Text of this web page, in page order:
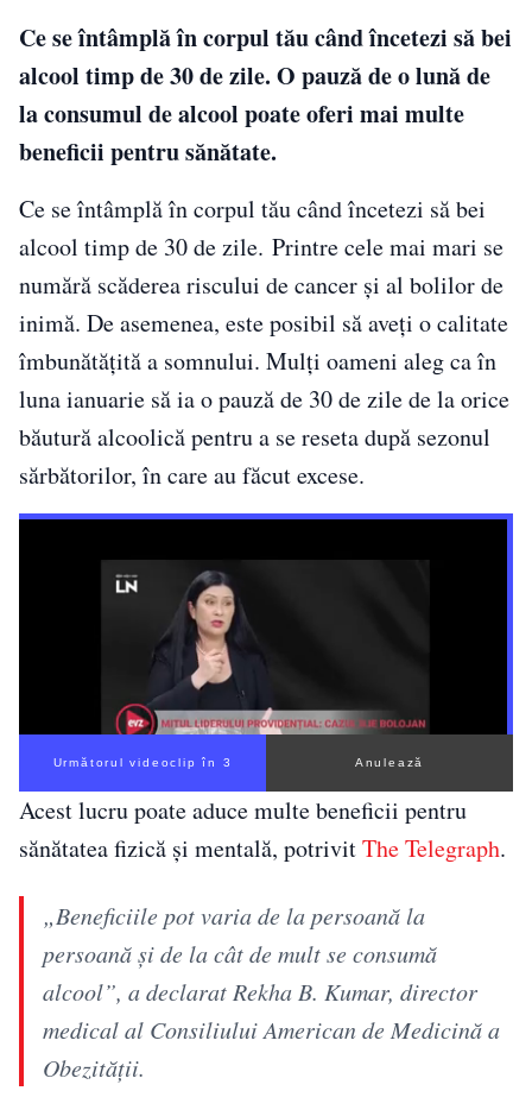
Ce se întâmplă în corpul tău când încetezi să bei
alcool timp de 30 de zile. O pauză de o lună de
la consumul de alcool poate oferi mai multe
beneficii pentru sănătate.
Ce se întâmplă în corpul tău când încetezi să bei
alcool timp de 30 de zile. Printre cele mai mari se
numără scăderea riscului de cancer și al bolilor de
inimă. De asemenea, este posibil să aveți o calitate
îmbunătățită a somnului. Mulți oameni aleg ca în
luna ianuarie să ia o pauză de 30 de zile de la orice
băutură alcoolică pentru a se reseta după sezonul
sărbătorilor, în care au făcut excese.
Următorul videoclip în 2 Anulează
Acest lucru poate aduce multe beneficii pentru
sănătatea fizică și mentală, potrivitThe Telegraph.
„Beneficiile pot varia de la persoană la
persoană și de la cât de mult se consumă
alcool”, a declarat Rekha B. Kumar, director
medical al Consiliului American de Medicină a
Obezității.